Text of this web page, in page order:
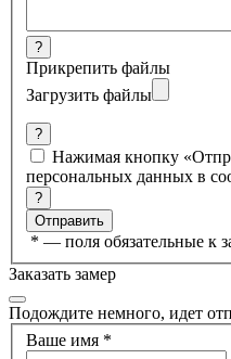
?
Прикрепить файлы
Загрузить файлы
?
Нажимая кнопку
персональных данных в
?
* — поля обязательные к
Заказать замер
Подождите немного, идет
Ваше имя *